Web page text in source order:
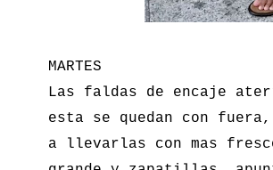
MARTES
Las faldas de encaje
esta se quedan con
a llevarlas con mas